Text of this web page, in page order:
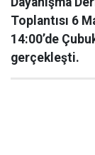
Toplantısı 6
14:00’de
gerçekleşti.